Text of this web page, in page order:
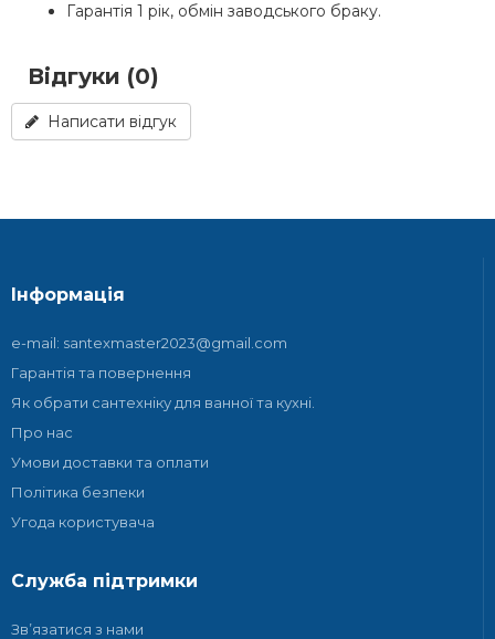
Гарантія 1 рік, обмін заводського браку.
Відгуки (0)
Написати відгук
Інформація
e-mail: santexmaster2023@gmail.com
Гарантія та повернення
Як обрати сантехніку для ванної та кухні.
Про нас
Умови доставки та оплати
Політика безпеки
Угода користувача
Служба підтримки
Зв’язатися з нами